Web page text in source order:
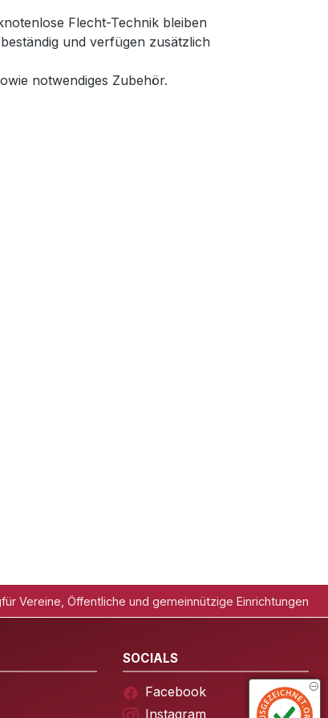
Flecht-Technik bleiben
und verfügen zusätzlich
notwendiges Zubehör.
für Vereine, Öffentliche und gemeinnützige Einrichtungen
SOCIALS
Facebook
Instagram